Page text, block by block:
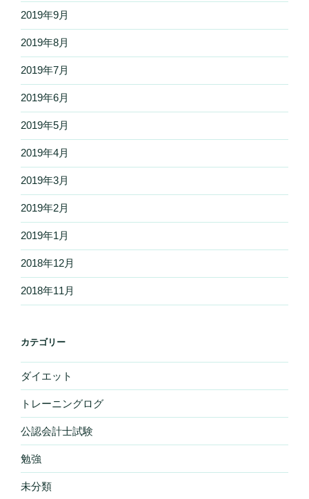
2019年9月
2019年8月
2019年7月
2019年6月
2019年5月
2019年4月
2019年3月
2019年2月
2019年1月
2018年12月
2018年11月
カテゴリー
ダイエット
トレーニングログ
公認会計士試験
勉強
未分類